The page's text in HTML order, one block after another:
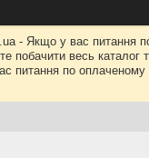
- Якщо у вас питання
побачити весь
питання по